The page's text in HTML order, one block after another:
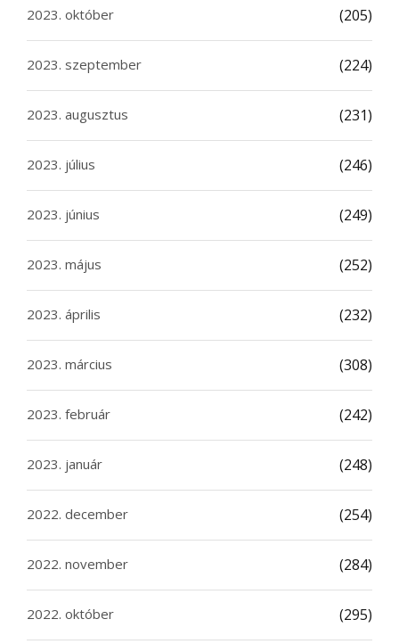
2023. október (205)
2023. szeptember (224)
2023. augusztus (231)
2023. július (246)
2023. június (249)
2023. május (252)
2023. április (232)
2023. március (308)
2023. február (242)
2023. január (248)
2022. december (254)
2022. november (284)
2022. október (295)